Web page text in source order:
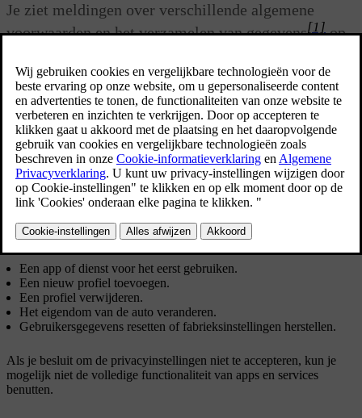
Bijgewerkt 30-03-2026
Je ziet meldingen over verschillende algemene
voorwaarden en het verzamelen van gegevens[1]op
bepaalde apps en diensten goed te gebruiken.
De eerste keer dat je de auto gebruikt, wordt er op het
middendisplay een gids geopend die je helpt bij het uitvoeren van
verschillende instellingen. In combinatie met de gids word je ook
gevraagd om akkoord te gaan met verschillende typen voorwaarden
en het verzamelen van informatie. Dit kun je ook later in de
privacyinstellingen doen.
Soms moet je ook in andere situaties toestemming geven,
bijvoorbeeld wanneer je:
Een app of dienst voor het eerst gebruiken.
Een nieuw profiel toevoegen.
Een profiel verwijderen.
Het eigendom van de auto veranderen.
Gebruikersgegevens resetten of fabrieksinstellingen herstellen.
Als je besluit om de privacyinstellingen niet te accepteren, kun je
mogelijk niet de volledige functionaliteit van apps en services
benutten.